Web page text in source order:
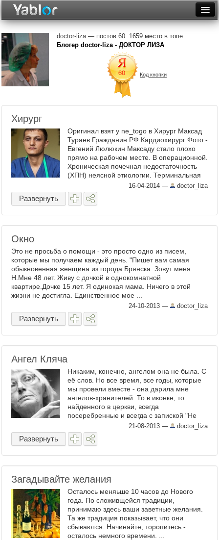
Неделя
Месяц
Рейтинги
Архив
Видеотоп
doctor-liza— постов 60. 1659 место в топе
Блогер doctor-liza - ДОКТОР ЛИЗА
Код кнопки
Хирург
Оригинал взят у ne_togo в Хирург Максад
Тураев Гражданин РФ Кардиохирург Фото -
Евгений Люлюкин Максаду стало плохо
прямо на рабочем месте. В операционной.
Хроническая почечная недостаточность
(ХПН) неясной этиологии. Терминальная
стадия. Максад считает, что ему ...
16-04-2014 — doctor_liza
Развернуть
Окно
Это не просьба о помощи - это просто одно из писем,
которые мы получаем каждый день. "Пишет вам самая
обыкновенная женщина из города Брянска. Зовут меня
Н.Мне 48 лет. Живу с дочкой в однокомнатной
квартире.Дочке 15 лет. Я одинокая мама. Ничего в этой
жизни не достигла. Единственное мое ...
24-10-2013 — doctor_liza
Развернуть
Ангел Кляча
Никаким, конечно, ангелом она не была. С
её слов. Но все время, все годы, которые
мы провели вместе - она дарила мне
ангелов-хранителей. То в иконке, то
найденного в церкви, всегда
посеребренные и всегда с запиской "Не
снимай никогда. Твоя Кляча." Иконки и
Ангел со мной. А вот ...
21-08-2013 — doctor_liza
Развернуть
Загадывайте желания
Осталось меняьше 10 часов до Нового
года. По сложивщейся традиции,
принимаю здесь ваши заветные желания.
Та же традиция показывает, что они
сбываются. Начинайте, торопитесь -
осталось немного времени. ...